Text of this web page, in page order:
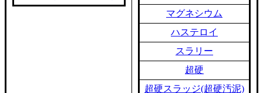
マグネシウム
ハステロイ
スラリー
超硬
超硬スラッジ(超硬汚泥)